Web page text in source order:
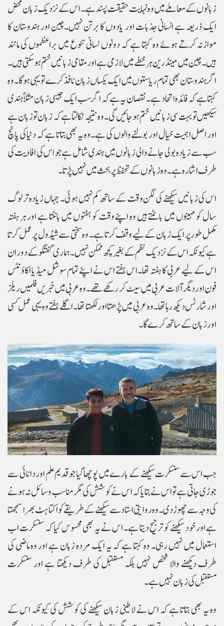
زبانوں کے معاملے میں وہ نہایت حقیقت پسند ہے۔ اس کے نزدیک زبان محض
ایک ذریعہ ہے انسانی جذبات اور یادوں کا برتن نہیں۔چین اور ہندوستان کا
موازنہ کرتے ہوئے وہ کہتا ہے کہ دونوں لسانی تنوع میں براعظموں کی مانند
ہیں۔ چین میں مینڈرین ہر خطے میں لازمی ہے اور مقامی زبانیں ختم ہو سکتی ہیں۔
اگر ہندوستان بھی تمام ریاستوں میں ایک یکساں زبان نافذ کرے تو یہی ہوگا۔وہ
کہتا ہے کہ فائدہ اتحاد ہے۔ نقصان یہ ہے کہ اگر سب ایک جیسی زبان مثلاً ہندی
سیکھیں تو بہت سی زبانیں ختم ہو جائیں گی۔وہ نتیجہ نکالتا ہے کہ زبان تو زبان ہے
اور اصل اہمیت خیال اور بولنے والوں کی ہے۔ وہ یہ بھی بتاتا ہے کہ دنیا کی پانچ
سب سے زیادہ بولی جانے والی زبانوں میں ہندی شامل ہے جو اس کی افادیت کی
طرف اشارہ ہے۔ وہ زبانوں کے تحفظ پر بحث میں نہیں پڑتا۔
اس کی زبانیں سیکھنے کی لگن وقت کے ساتھ کم نہیں ہوئی۔ جہاں زیادہ تر لوگ
سال کو مہینوں میں بانٹتے ہیں وہ اپنے وقت کو ہفتوں میں بانٹتا ہے اور ہر ہفتہ
مکمل طور پر ایک زبان کے لیے وقف کرتا ہے۔ وہ سختی سے شیڈول پر عمل کرتا
ہے کیونکہ اس کے نزدیک نظم کے بغیر کچھ ممکن نہیں۔ ہماری گفتگو کے دوران
اس کے لیے عربی کا ہفتہ تھا۔اس ہفتے اس نے اپنے تمام سوشل میڈیا اکاؤنٹس
فون اور دیگر آلات عربی میں سیٹ کر رکھے تھے۔ وہ عربی میں خبریں فلمیں ریلز
اور شارٹس دیکھ رہا تھا۔ وہ عربی میں پڑھتا اور لکھتا تھا۔اگلے ہفتے وہ یہی عمل کسی
اور زبان کے ساتھ کرے گا۔
جب اس سے سنسکرت سیکھنے کے بارے میں پوچھا گیا جو قدیم علم اور دانائی سے
جوڑی جاتی ہے تو اس نے بتایا کہ اس نے کوشش کی مگر مناسب وسائل نہ ہونے
کی وجہ سے چھوڑ دی۔ وہ روایتی استاد سے سیکھنے کے طریقے کو اکتاہٹ بھرا سمجھتا
ہے اور خود سیکھنے کو ترجیح دیتا ہے۔ اس نے یہ بھی محسوس کیا کہ سنسکرت اب
استعمال میں نہیں رہی۔ وہ کہتا ہے کہ یہ ایک مردہ زبان ہے اور وہ ماضی کی
طرف دیکھنے والا شخص نہیں بلکہ مستقبل کی طرف دیکھتا ہے اور سنسکرت
مستقبل کی زبان نہیں ہے۔
وہ یہ بھی بتاتا ہے کہ اس نے لاطینی زبان سیکھنے کی کوشش کی کیونکہ اس کے